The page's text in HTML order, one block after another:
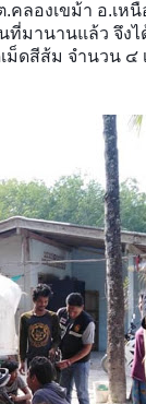
คลองเขม้า อ.เห
มานานแล้ว จึง
ม็ดสีส้ม จำนวน